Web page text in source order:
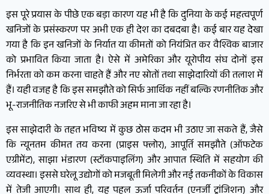
इस पूरे प्रयास के पीछे एक बड़ा कारण यह भी है कि दुनिया के कई महत्वपूर्ण
खनिजों के प्रसंस्करण पर अभी एक ही देश का दबदबा है। कई बार यह देखा
गया है कि इन खनिजों के निर्यात या कीमतों को नियंत्रित कर वैश्विक बाजार
को प्रभावित किया जाता है। ऐसे में अमेरिका और यूरोपीय संघ दोनों इस
निर्भरता को कम करना चाहते हैं और नए स्रोतों तथा साझेदारियों की तलाश में
हैं। यही वजह है कि इस समझौते को सिर्फ आर्थिक नहीं बल्कि रणनीतिक और
भू-राजनीतिक नजरिए से भी काफी अहम माना जा रहा है।
इस साझेदारी के तहत भविष्य में कुछ ठोस कदम भी उठाए जा सकते हैं, जैसे
कि न्यूनतम कीमत तय करना (प्राइस फ्लोर), आपूर्ति समझौते (ऑफटेक
एग्रीमेंट), साझा भंडारण (स्टॉकपाइलिंग) और आपात स्थिति में सहयोग की
व्यवस्था। इससे घरेलू उद्योगों को मजबूती मिलेगी और नई तकनीकों के विकास